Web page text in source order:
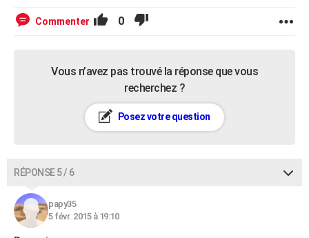
Commenter 0
Vous n’avez pas trouvé la réponse que vous
recherchez ?
Posez votre question
RÉPONSE 5 / 6
papy35
5 févr. 2015 à 19:10